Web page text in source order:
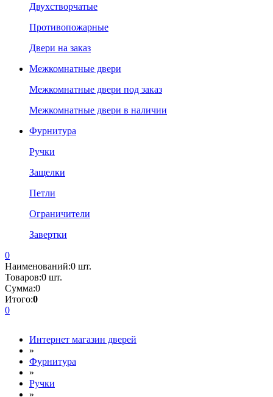
Двухстворчатые
Противопожарные
Двери на заказ
Межкомнатные двери
Межкомнатные двери под заказ
Межкомнатные двери в наличии
Фурнитура
Ручки
Защелки
Петли
Ограничители
Завертки
0
Наименований:0 шт.
Товаров:0 шт.
Сумма:0
Итого:0
0
Интернет магазин дверей
»
Фурнитура
»
Ручки
»